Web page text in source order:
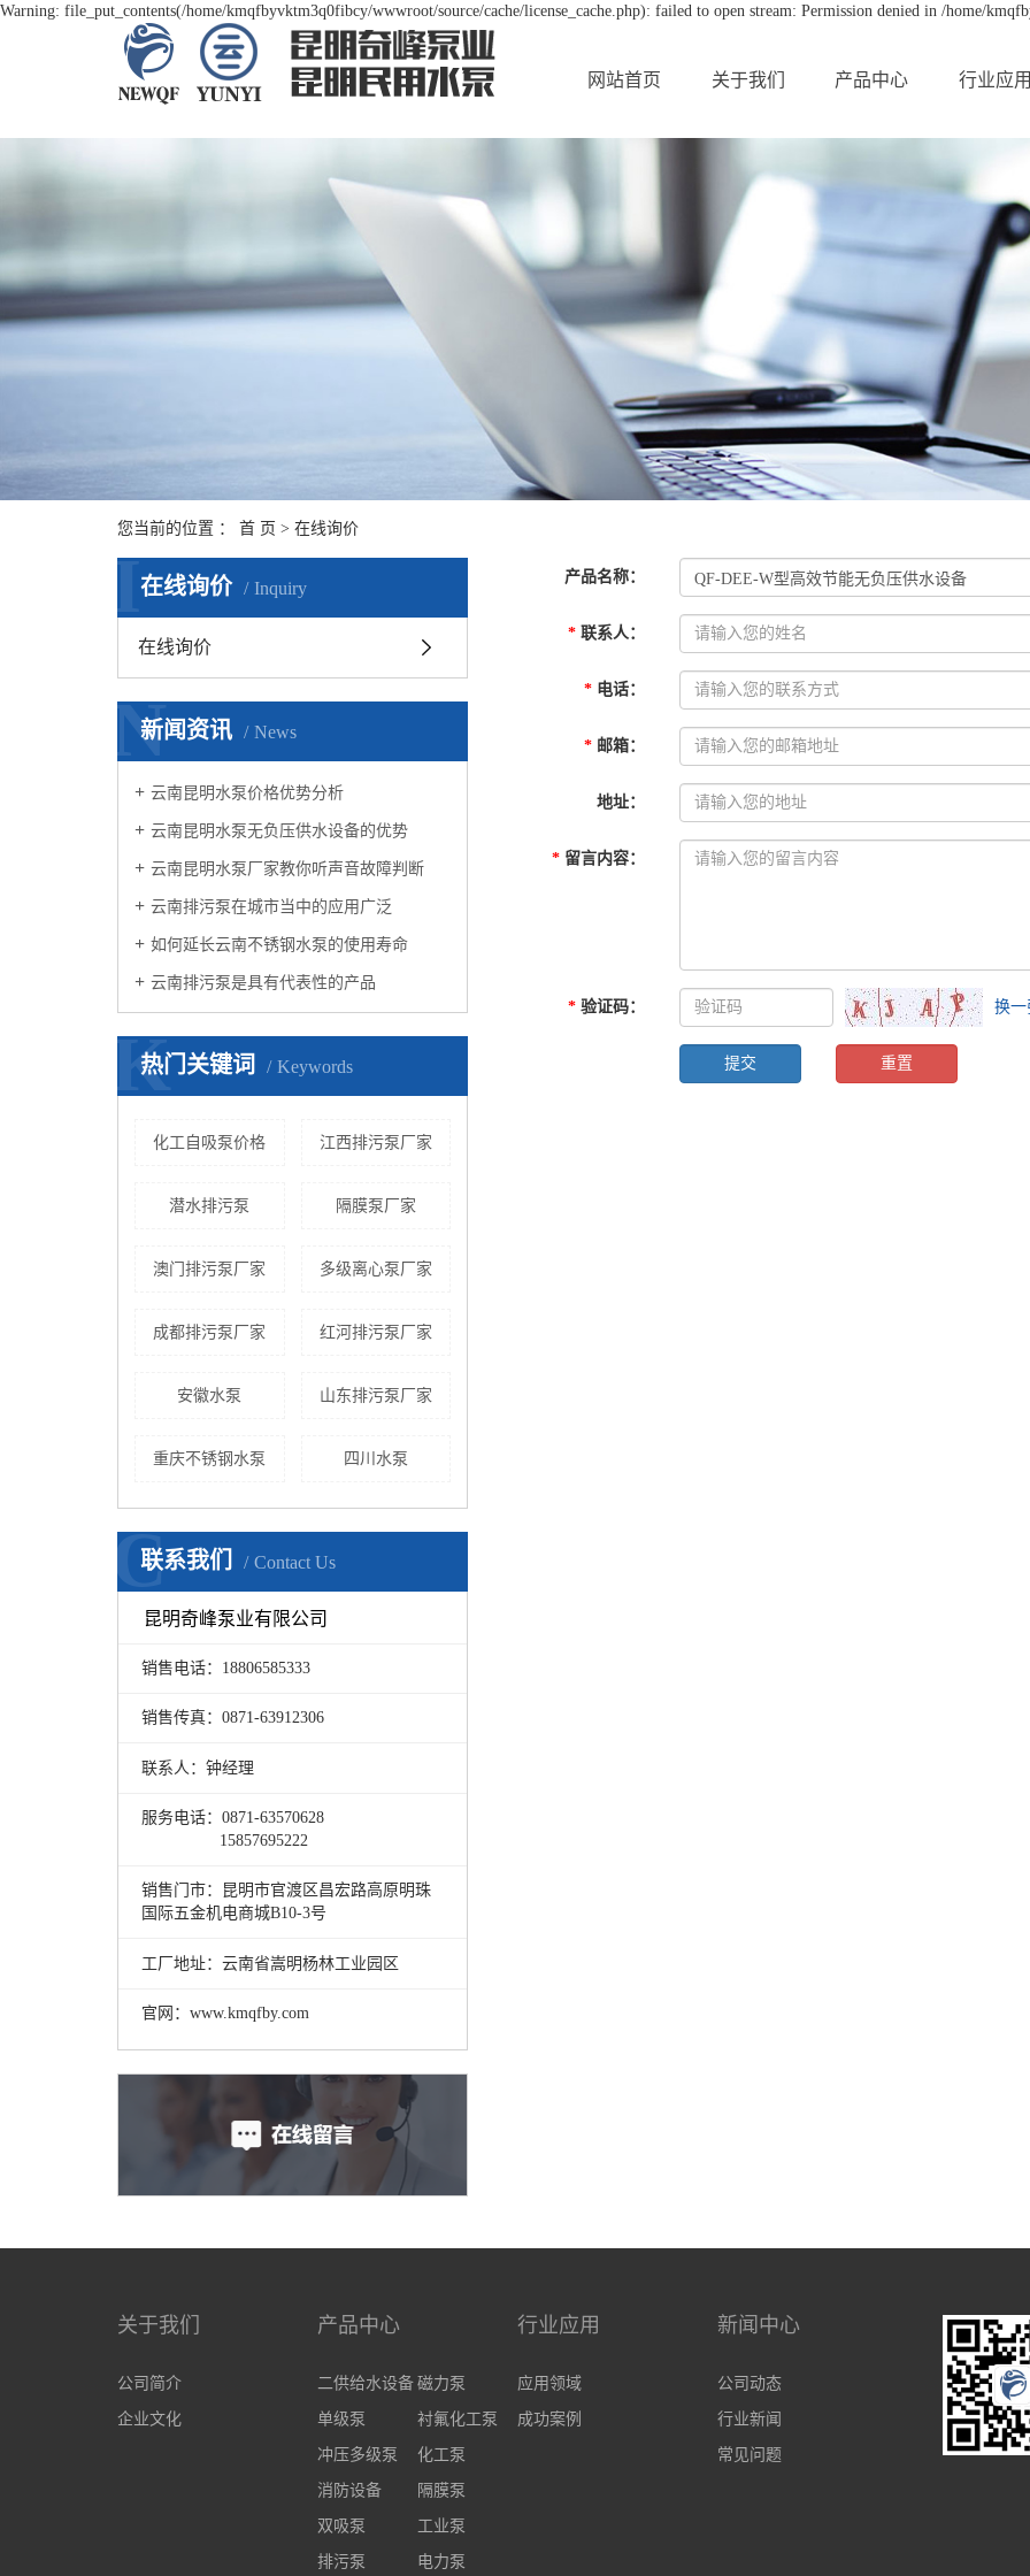
Warning: file_put_contents(/home/kmqfbyvktm3q0fibcy/wwwroot/source/cache/license_cache.php): failed to open stream: Permission denied in /home/
网站首页 关于我们 产品中心 行业应
您当前的位置 ： 首 页 > 在线询价
在线询价 Inquiry
I
在线询价
新闻资讯 News
N
云南昆明水泵价格优势分析
云南昆明水泵无负压供水设备的优势
云南昆明水泵厂家教你听声音故障判断
云南排污泵在城市当中的应用广泛
如何延长云南不锈钢水泵的使用寿命
云南排污泵是具有代表性的产品
热门关键词 Keywords
K
化工自吸泵价格 江西排污泵厂家
潜水排污泵 隔膜泵厂家
澳门排污泵厂家 多级离心泵厂家
成都排污泵厂家 红河排污泵厂家
安徽水泵 山东排污泵厂家
重庆不锈钢水泵 四川水泵
联系我们 Contact Us
C
昆明奇峰泵业有限公司
销售电话：18806585333
销售传真：0871-63912306
联系人：钟经理
服务电话：0871-63570628
15857695222
销售门市：昆明市官渡区昌宏路高原明珠
国际五金机电商城B10-3号
工厂地址：云南省嵩明杨林工业园区
官网：www.kmqfby.com
产品名称：
* 联系人：
* 电话：
* 邮箱：
地址：
* 留言内容：
* 验证码： 换一
关于我们
公司简介
企业文化
产品中心
二供给水设备
单级泵
冲压多级泵
消防设备
双吸泵
排污泵
磁力泵
衬氟化工泵
化工泵
隔膜泵
工业泵
电力泵
行业应用
应用领域
成功案例
新闻中心
公司动态
行业新闻
常见问题